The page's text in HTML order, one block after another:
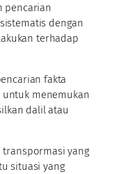
pencarian
dengan
terhadap
fakta
menemukan
dalil atau
transpormasi yang
situasi yang